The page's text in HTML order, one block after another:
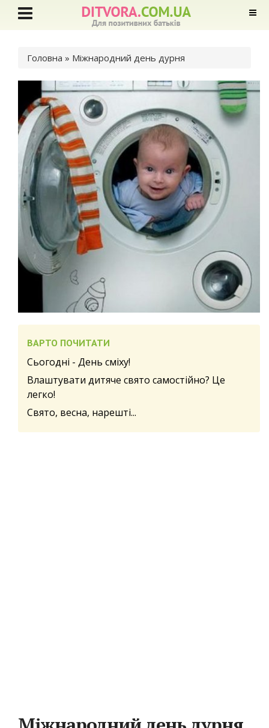
Ви є тут
Головна » Міжнародний день дурня
ВАРТО ПОЧИТАТИ
Сьогодні - День сміху!
Влаштувати дитяче свято самостійно? Це
легко!
Свято, весна, нарешті...